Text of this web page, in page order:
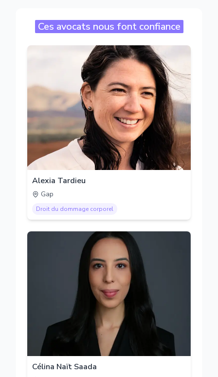
Ces avocats nous font confiance
Alexia Tardieu
Gap
Droit du dommage corporel
Célina Naït Saada